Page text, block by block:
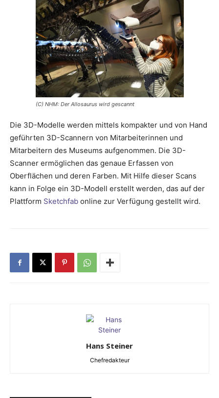
(C) NHM: Der Allosaurus wird gescannt
Die 3D-Modelle werden mittels kompakter und von Hand
geführten 3D-Scannern von Mitarbeiterinnen und
Mitarbeitern des Museums aufgenommen. Die 3D-
Scanner ermöglichen das genaue Erfassen von
Oberflächen und deren Farben. Mit Hilfe dieser Scans
kann in Folge ein 3D-Modell erstellt werden, das auf der
Plattform Sketchfab online zur Verfügung gestellt wird.
Hans Steiner
Chefredakteur